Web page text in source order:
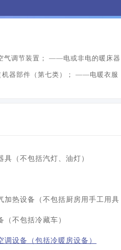
调节装置； ——电或非电的暖床
器部件（第七类）； ——电暖衣服
具（不包括汽灯、油灯）
加热设备（不包括厨房用手工用
（不包括冷藏车）
调设备（包括冷暖房设备）